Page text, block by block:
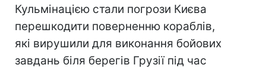
Кульмінацією стали погрози Києва
перешкодити поверненню кораблів,
які вирушили для виконання бойових
завдань біля берегів Грузії під час